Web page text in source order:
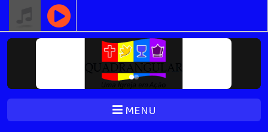
MENU